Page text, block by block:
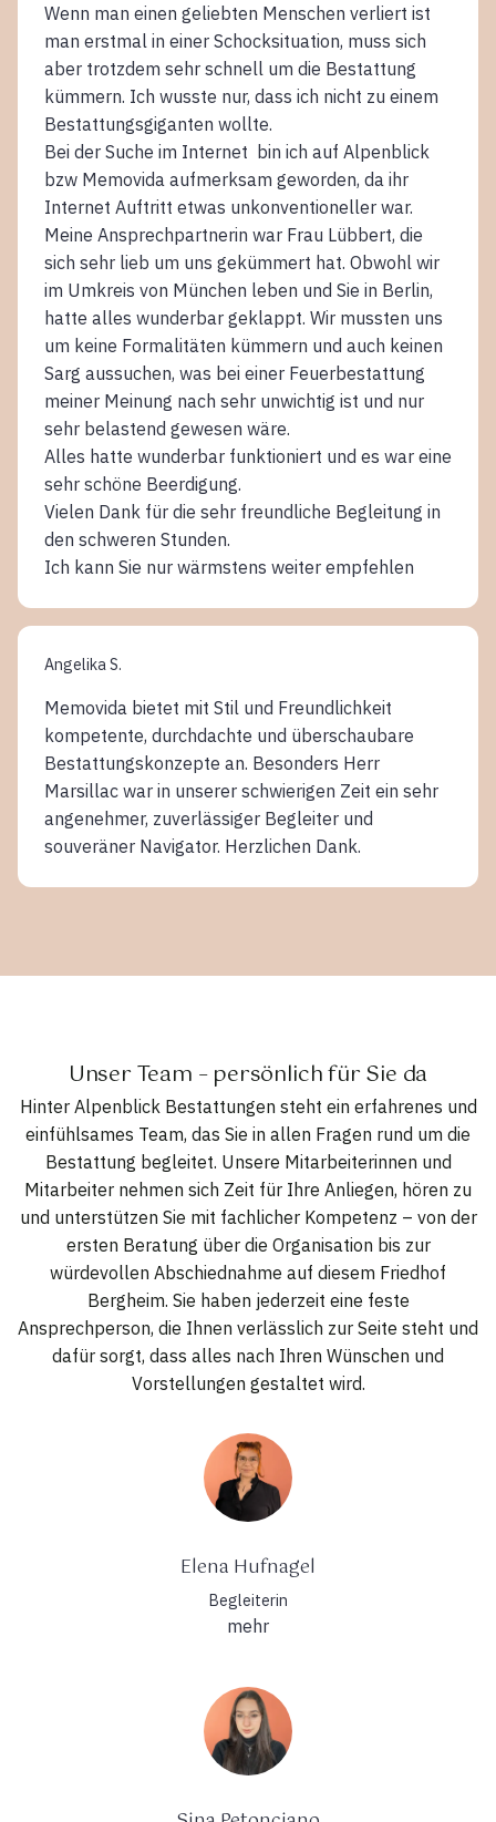
Wenn man einen geliebten Menschen verliert ist
man erstmal in einer Schocksituation, muss sich
aber trotzdem sehr schnell um die Bestattung
kümmern. Ich wusste nur, dass ich nicht zu einem
Bestattungsgiganten wollte.
Bei der Suche im Internet bin ich auf Alpenblick
bzw Memovida aufmerksam geworden, da ihr
Internet Auftritt etwas unkonventioneller war.
Meine Ansprechpartnerin war Frau Lübbert, die
sich sehr lieb um uns gekümmert hat. Obwohl wir
im Umkreis von München leben und Sie in Berlin,
hatte alles wunderbar geklappt. Wir mussten uns
um keine Formalitäten kümmern und auch keinen
Sarg aussuchen, was bei einer Feuerbestattung
meiner Meinung nach sehr unwichtig ist und nur
sehr belastend gewesen wäre.
Alles hatte wunderbar funktioniert und es war eine
sehr schöne Beerdigung.
Vielen Dank für die sehr freundliche Begleitung in
den schweren Stunden.
Ich kann Sie nur wärmstens weiter empfehlen
Angelika S.
Memovida bietet mit Stil und Freundlichkeit
kompetente, durchdachte und überschaubare
Bestattungskonzepte an. Besonders Herr
Marsillac war in unserer schwierigen Zeit ein sehr
angenehmer, zuverlässiger Begleiter und
souveräner Navigator. Herzlichen Dank.
Unser Team – persönlich für Sie da
Hinter Alpenblick Bestattungen steht ein erfahrenes und
einfühlsames Team, das Sie in allen Fragen rund um die
Bestattung begleitet. Unsere Mitarbeiterinnen und
Mitarbeiter nehmen sich Zeit für Ihre Anliegen, hören zu
und unterstützen Sie mit fachlicher Kompetenz – von der
ersten Beratung über die Organisation bis zur
würdevollen Abschiednahme auf diesem Friedhof
Bergheim. Sie haben jederzeit eine feste
Ansprechperson, die Ihnen verlässlich zur Seite steht und
dafür sorgt, dass alles nach Ihren Wünschen und
Vorstellungen gestaltet wird.
Elena Hufnagel
Begleiterin
mehr